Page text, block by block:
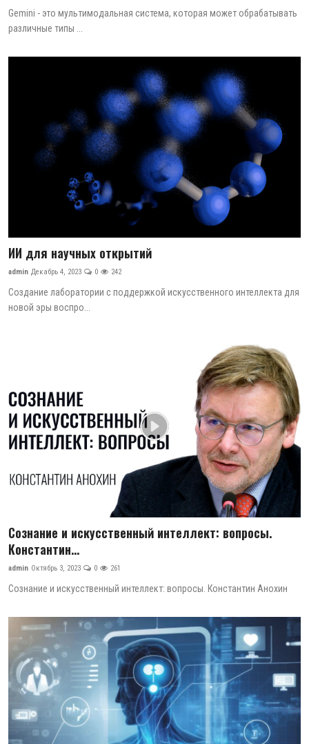
Gemini - это мультимодальная система, которая может обрабатывать
различные типы ...
ИИ для научных открытий
admin Декабрь 4, 2023 0 242
Создание лаборатории с поддержкой искусственного интеллекта для
новой эры воспро...
Сознание и искусственный интеллект: вопросы.
Константин...
admin Октябрь 3, 2023 0 261
Сознание и искусственный интеллект: вопросы. Константин Анохин